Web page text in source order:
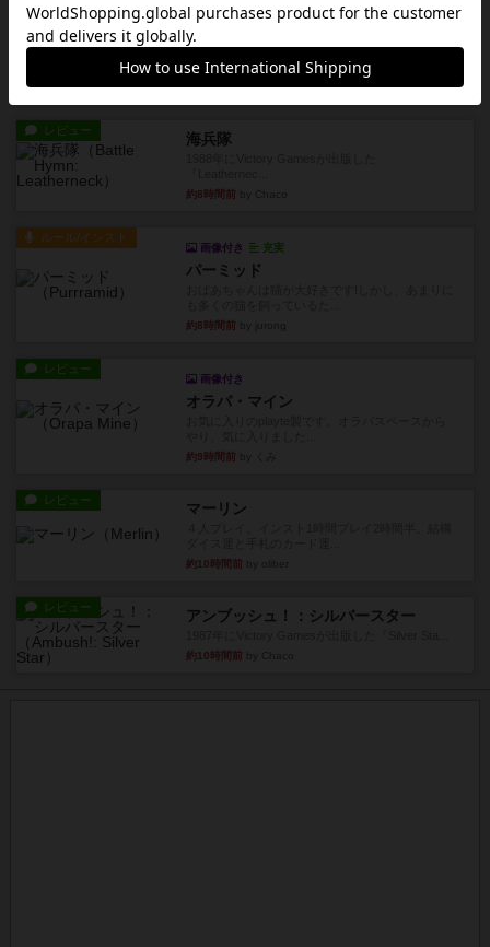
レビュー コンセプト
親のプレイヤーがお題を決めて限られたヒントの
中から他のプレイヤーに当て...
約8時間前by mob567
レビュー 海兵隊
約8時間前
ルール/インスト
画像付き 充実
パーミッド
約8時間前
レビュー
画像付き
オラパ・マイン
約9時間前
レビュー マーリン
約10時間前
レビュー アンブッシュ！：シルバースター
約10時間前